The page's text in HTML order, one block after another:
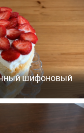
шифоновый